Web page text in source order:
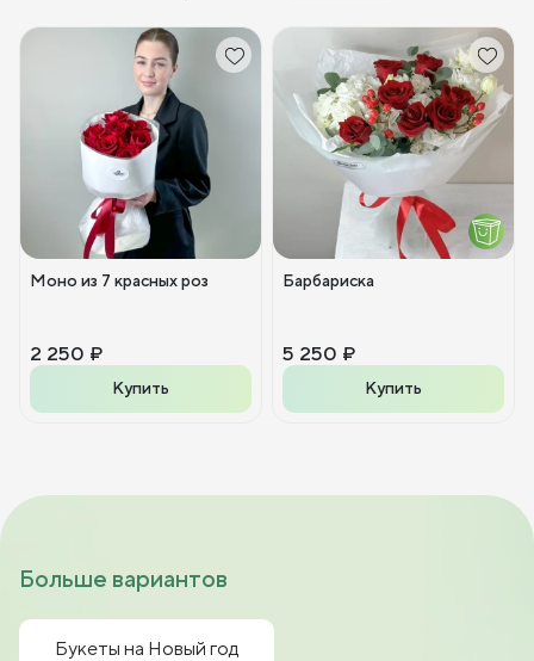
Моно из 7 красных роз
2 250 ₽
Купить
Барбариска
5 250 ₽
Купить
Больше вариантов
Букеты на Новый год